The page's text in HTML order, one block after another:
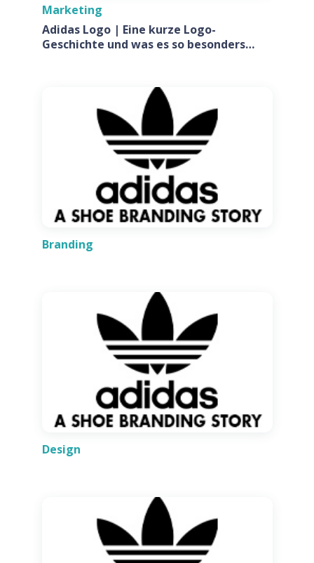
Marketing
Adidas Logo | Eine kurze Logo-
Geschichte und was es so besonders
Branding
Design